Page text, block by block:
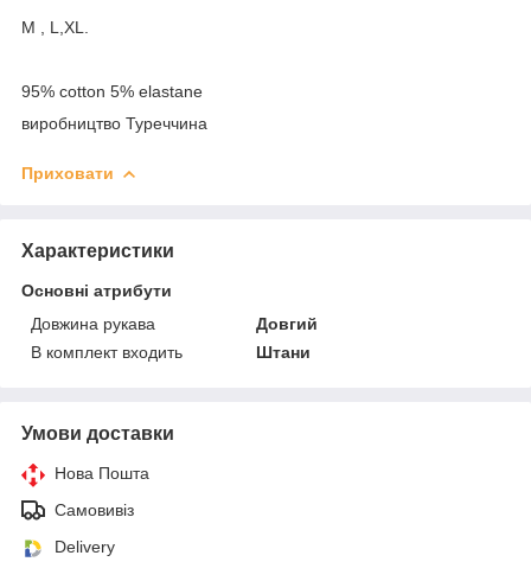
М , L,XL.
95% cotton 5% elastane
виробництво Туреччина
Приховати
Характеристики
Основні атрибути
Довжина рукава
Довгий
В комплект входить
Штани
Умови доставки
Нова Пошта
Самовивіз
Delivery